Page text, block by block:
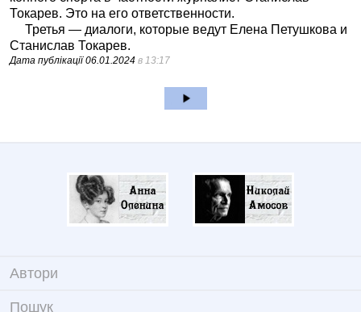
Токарев. Это на его ответственности.
Третья — диалоги, которые ведут Елена Петушкова и
Станислав Токарев.
Дата публікації06.01.2024 в 13:17
Автори
Пошук